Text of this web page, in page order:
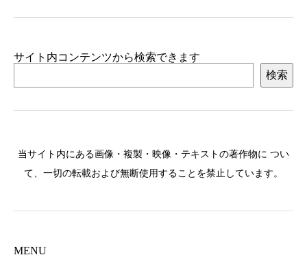
サイト内コンテンツから検索できます
検索
当サイト内にある画像・複製・映像・テキストの著作物に つい
て、一切の転載および無断使用することを禁止しています。
MENU